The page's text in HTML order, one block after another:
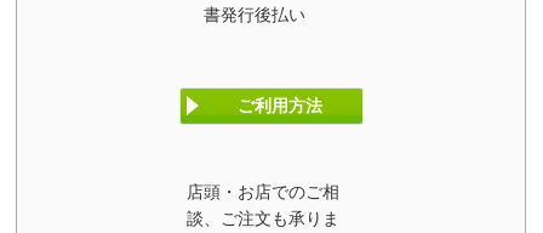
書発行後払い
ご利用方法
店頭・お店でのご相
談、ご注文も承りま